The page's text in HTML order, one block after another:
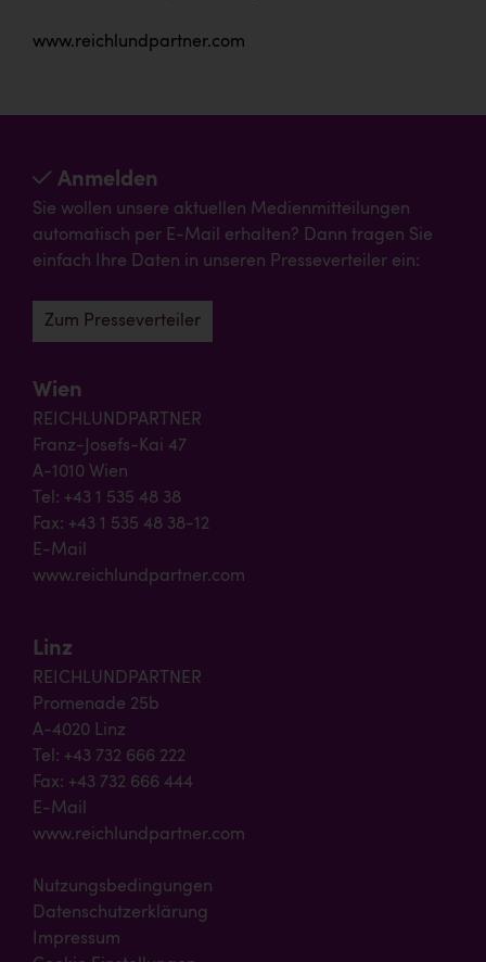
www.reichlundpartner.com
Anmelden
Sie wollen unsere aktuellen Medienmitteilungen
automatisch per E-Mail erhalten? Dann tragen Sie
einfach Ihre Daten in unseren Presseverteiler ein:
Zum Presseverteiler
Wien
REICHLUNDPARTNER
Franz-Josefs-Kai 47
A-1010 Wien
Tel: +43 1 535 48 38
Fax: +43 1 535 48 38-12
E-Mail
www.reichlundpartner.com
Linz
REICHLUNDPARTNER
Promenade 25b
A-4020 Linz
Tel: +43 732 666 222
Fax: +43 732 666 444
E-Mail
www.reichlundpartner.com
Nutzungsbedingungen
Datenschutzerklärung
Impressum